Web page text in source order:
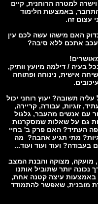
למטרה הרוחנית, קיים
באמצעות הלימוד
זה.
האם מישהו עשה לכם עין
אתכם ללא סיבה?
/ דילמה מיועץ וותיק,
אישית, נינוחה ופתוחה
תשובה? יעוץ רוחני יכול
עבודה, קריירה,
אנשים מהעבר, גלגול
גם על שאלות שמסקרנות
האם פרק ב' בחיי
מתי תגיע אהבה? מה
ועוד ועוד ועוד...
מצוקה והבנת המצב
יותר שתוביל אותנו
עיצה קטנה אחת,
שאפשר להתמודד